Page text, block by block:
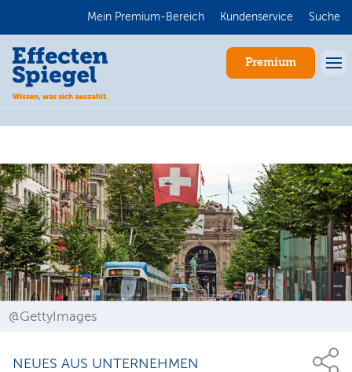
Mein Premium-Bereich Kundenservice Suche
Premium
@GettyImages
NEUES AUS UNTERNEHMEN
Anmelden